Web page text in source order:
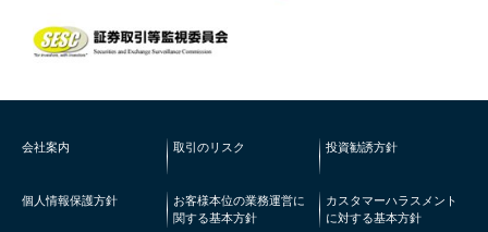
会社案内 取引のリスク 投資勧誘方針
個人情報保護方針
お客様本位の業務運営に
関する基本方針
カスタマーハラスメント
に対する基本方針